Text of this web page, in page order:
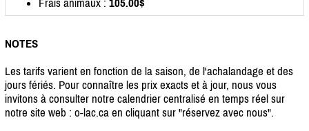
NOTES
Les tarifs varient en fonction de la saison, de l'achalandage et des
jours fériés. Pour connaître les prix exacts et à jour, nous vous
invitons à consulter notre calendrier centralisé en temps réel sur
notre site web : o-lac.ca en cliquant sur "réservez avec nous".